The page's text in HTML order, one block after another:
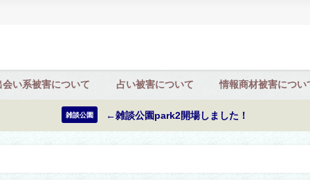
会い系被害について 占い被害について 情報商材被害につい
雑談公園 ←雑談公園park2開場しました！